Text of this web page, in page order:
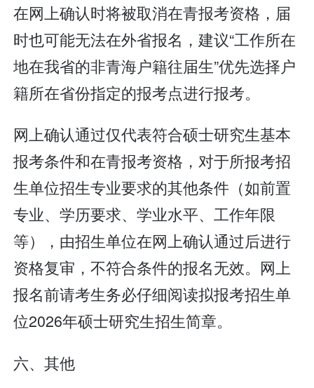
在网上确认时将被取消在青报考资格，届
时也可能无法在外省报名，建议“工作所在
地在我省的非青海户籍往届生”优先选择户
籍所在省份指定的报考点进行报考。
网上确认通过仅代表符合硕士研究生基本
报考条件和在青报考资格，对于所报考招
生单位招生专业要求的其他条件（如前置
专业、学历要求、学业水平、工作年限
等），由招生单位在网上确认通过后进行
资格复审，不符合条件的报名无效。网上
报名前请考生务必仔细阅读拟报考招生单
位2026年硕士研究生招生简章。
六、其他